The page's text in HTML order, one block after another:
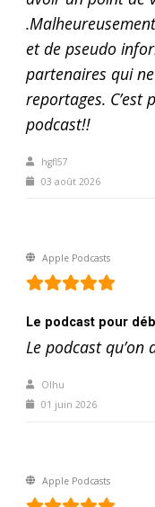
et de pseudo
partenaires qui
reportages.
podcast!!
hgfl57
03 août 2026
Apple Podcasts
Le podcast pour
Le podcast
Olhu
01 juin 2026
Apple Podcasts